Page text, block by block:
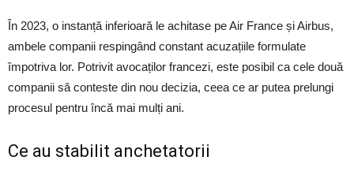
În 2023, o instanță inferioară le achitase pe Air France și Airbus,
ambele companii respingând constant acuzațiile formulate
împotriva lor. Potrivit avocaților francezi, este posibil ca cele două
companii să conteste din nou decizia, ceea ce ar putea prelungi
procesul pentru încă mai mulți ani.
Ce au stabilit anchetatorii